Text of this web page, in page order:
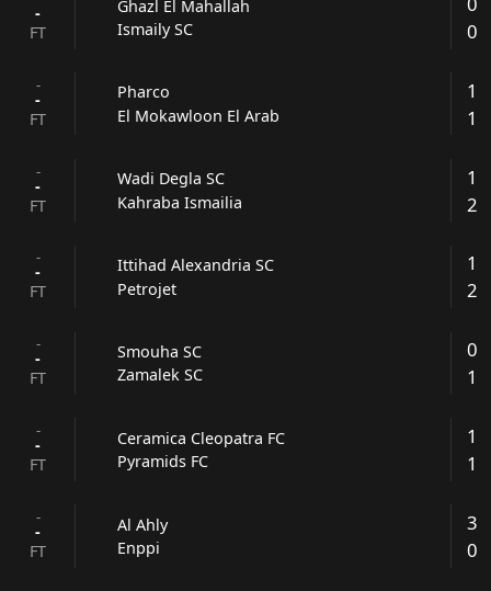
-
FT
Ghazl El Mahallah
Ismaily SC
0
-
-
FT
Pharco
El Mokawloon El Arab
1
1
-
-
FT
Wadi Degla SC
Kahraba Ismailia
1
2
-
-
FT
Ittihad Alexandria SC
Petrojet
1
2
-
-
FT
Smouha SC
Zamalek SC
0
1
-
-
FT
Ceramica Cleopatra FC
Pyramids FC
1
1
-
-
FT
Al Ahly
Enppi
3
0